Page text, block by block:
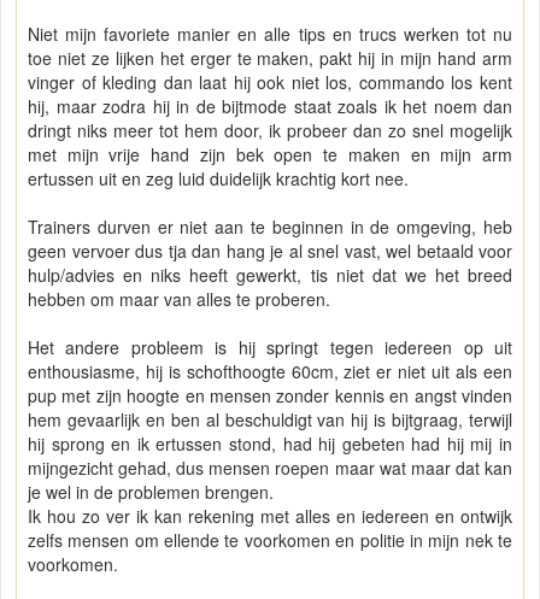
Niet mijn favoriete manier en alle tips en trucs werken tot nu
toe niet ze lijken het erger te maken, pakt hij in mijn hand arm
vinger of kleding dan laat hij ook niet los, commando los kent
hij, maar zodra hij in de bijtmode staat zoals ik het noem dan
dringt niks meer tot hem door, ik probeer dan zo snel mogelijk
met mijn vrije hand zijn bek open te maken en mijn arm
ertussen uit en zeg luid duidelijk krachtig kort nee.
Trainers durven er niet aan te beginnen in de omgeving, heb
geen vervoer dus tja dan hang je al snel vast, wel betaald voor
hulp/advies en niks heeft gewerkt, tis niet dat we het breed
hebben om maar van alles te proberen.
Het andere probleem is hij springt tegen iedereen op uit
enthousiasme, hij is schofthoogte 60cm, ziet er niet uit als een
pup met zijn hoogte en mensen zonder kennis en angst vinden
hem gevaarlijk en ben al beschuldigt van hij is bijtgraag, terwijl
hij sprong en ik ertussen stond, had hij gebeten had hij mij in
mijngezicht gehad, dus mensen roepen maar wat maar dat kan
je wel in de problemen brengen.
Ik hou zo ver ik kan rekening met alles en iedereen en ontwijk
zelfs mensen om ellende te voorkomen en politie in mijn nek te
voorkomen.